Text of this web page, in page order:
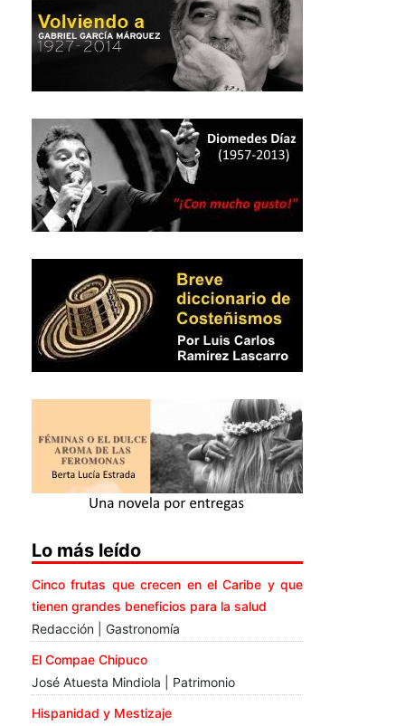
Lo más leído
Cinco frutas que crecen en el Caribe y que
tienen grandes beneficios para la salud
Redacción | Gastronomía
El Compae Chipuco
José Atuesta Mindiola | Patrimonio
Hispanidad y Mestizaje